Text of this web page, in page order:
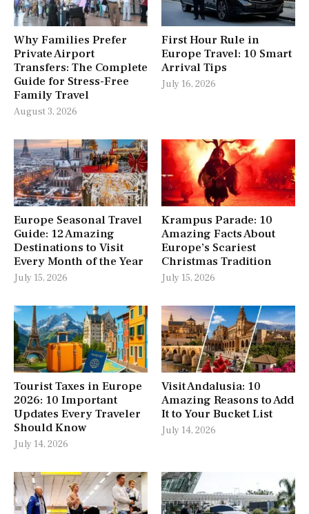
Why Families Prefer
Private Airport
Transfers: The Complete
Guide for Stress-Free
Family Travel
August 3, 2026
First Hour Rule in
Europe Travel: 10 Smart
Arrival Tips
July 16, 2026
Europe Seasonal Travel
Guide: 12 Amazing
Destinations to Visit
Every Month of the Year
July 15, 2026
Krampus Parade: 10
Amazing Facts About
Europe’s Scariest
Christmas Tradition
July 15, 2026
Tourist Taxes in Europe
2026: 10 Important
Updates Every Traveler
Should Know
July 14, 2026
Visit Andalusia: 10
Amazing Reasons to Add
It to Your Bucket List
July 14, 2026